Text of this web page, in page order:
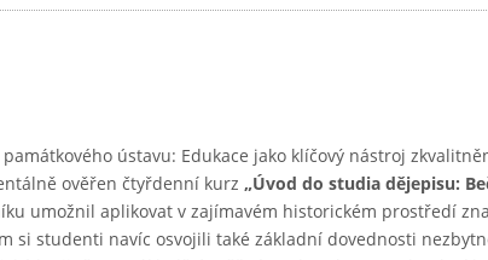
ústavu: Edukace jako klíčový nástroj
ověřen čtyřdenní kurz „Úvod do studia dějepisu:
umožnil aplikovat v zajímavém historickém prostředí
si studenti navíc osvojili také základní dovednosti